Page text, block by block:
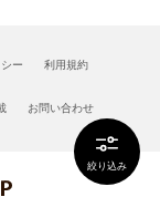
絞り込み
ー 利用規約
お問い合わせ